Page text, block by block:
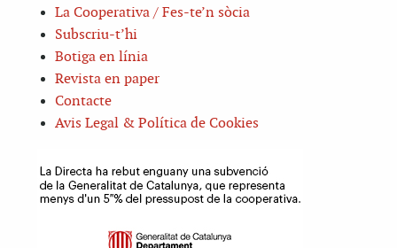
La Cooperativa / Fes-te’n sòcia
Subscriu-t’hi
Botiga en línia
Revista en paper
Contacte
Avis Legal & Política de Cookies